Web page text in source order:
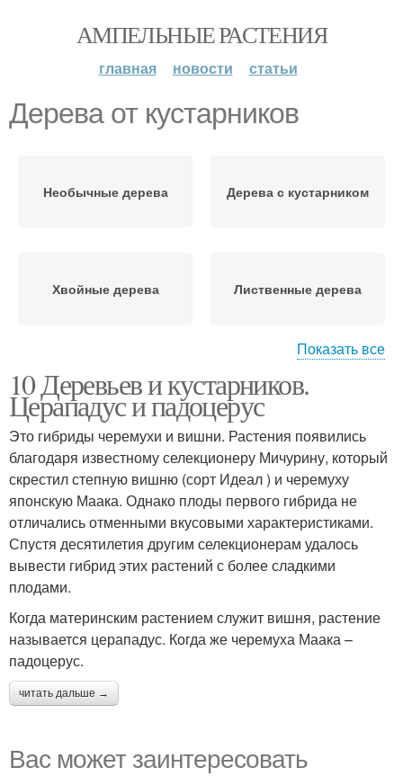
АМПЕЛЬНЫЕ РАСТЕНИЯ
главная новости статьи
Дерева от кустарников
Необычные дерева Дерева с кустарником
Хвойные дерева Лиственные дерева
Популярные дерева Знаменитые дерева
Показать все
10 Деревьев и кустарников.
Церападус и падоцерус
Это гибриды черемухи и вишни. Растения появились
благодаря известному селекционеру Мичурину, который
скрестил степную вишню (сорт Идеал ) и черемуху
японскую Маака. Однако плоды первого гибрида не
отличались отменными вкусовыми характеристиками.
Спустя десятилетия другим селекционерам удалось
вывести гибрид этих растений с более сладкими
плодами.
Когда материнским растением служит вишня, растение
называется церападус. Когда же черемуха Маака –
падоцерус.
читать дальше →
Вас может заинтересовать